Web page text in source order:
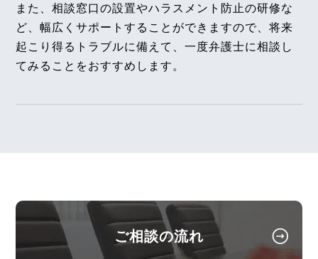
2025年12月1日〈発行〉
2025年11月14日
【相談室Q&A】自転車通勤中の熱中症は通勤災害と
2025年11月10日
『全国賃貸住宅新聞』
2024年11月号Vol.155
労働者との間における賃金減額合意の有効性及び労
働者の管理監督者性が否定された事例（阪神協同作
業事件）～東京地裁令和４年２月２５日判決～
【タイ】2024年9月号Vol.28
2024年9月における法律アップデート
また、相談窓口の設置やハラスメント防止の研修な
ど、幅広くサポートすることができますので、将来
起こり得るトラブルに備えて、一度弁護士に相談し
てみることをおすすめします。
ご相談の流れ